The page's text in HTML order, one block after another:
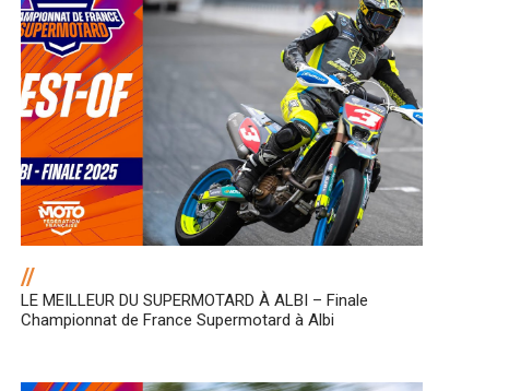
//
LE MEILLEUR DU SUPERMOTARD À ALBI – Finale
Championnat de France Supermotard à Albi